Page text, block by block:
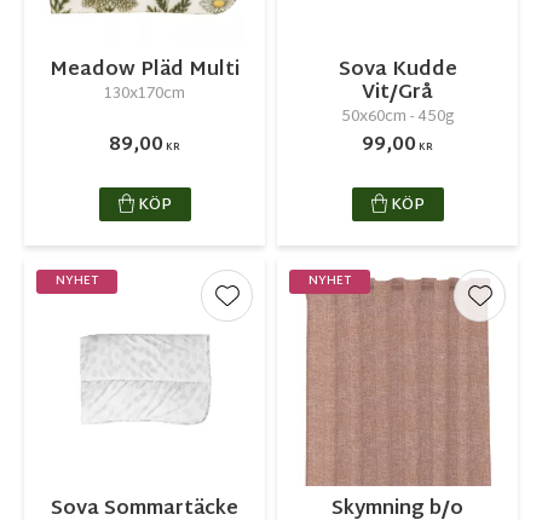
Meadow Pläd Multi
130x170cm
89,00KR
KÖP
Sova Kudde
Vit/Grå
50x60cm - 450g
99,00KR
KÖP
Sova Sommartäcke
NYHET
Lägg till i favoriter
Skymning b/o
NYHET
Lägg